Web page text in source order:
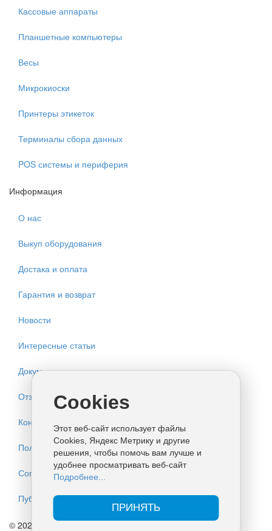
Кассовые аппараты
Планшетные компьютеры
Весы
Микрокиоски
Принтеры этикеток
Терминалы сбора данных
POS системы и периферия
Информация
О нас
Выкуп оборудования
Достака и оплата
Гарантия и возврат
Новости
Интересные статьи
Документация
Отзывы
Контакты
Политика конфиденциальности
Согласие на обработку персональных данных
Публичная оферта
Cookies
Этот веб-сайт использует файлы
Cookies, Яндекс Метрику и другие
решения, чтобы помочь вам лучше и
удобнее просматривать веб-сайт
Подробнее...
ПРИНЯТЬ
© 2026 ИП КУЛАКОВ. Все права защищены